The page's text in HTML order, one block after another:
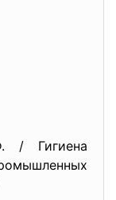
/ Гигиена